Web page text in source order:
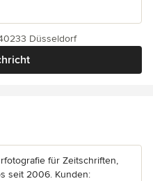
Düsseldorf
für Zeitschriften,
seit 2006. Kunden: